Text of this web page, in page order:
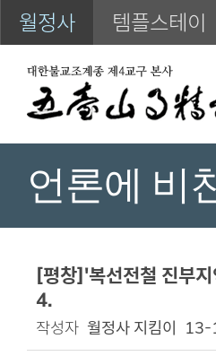
월정사 템플스테이
언론에 비
[평창]'복선전철 진부
4.
작성자 월정사 지킴이 13-